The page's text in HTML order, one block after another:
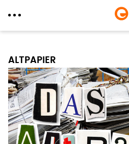
Inhalt
ALTPAPIER